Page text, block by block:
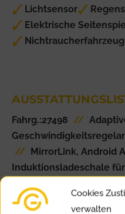
Cookies
verwalten
Lichtsensor
Elektrische
Nichtraucherfahrzeug
Fahrg.:27498 //
// MirrorLink, Android
Induktionsladeschale
Einparkhilfe hinten
//